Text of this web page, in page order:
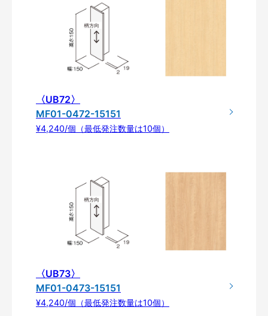
〈UB72〉
MF01-0472-15151
¥4,240/個（最低発注数量は10個）
〈UB73〉
MF01-0473-15151
¥4,240/個（最低発注数量は10個）